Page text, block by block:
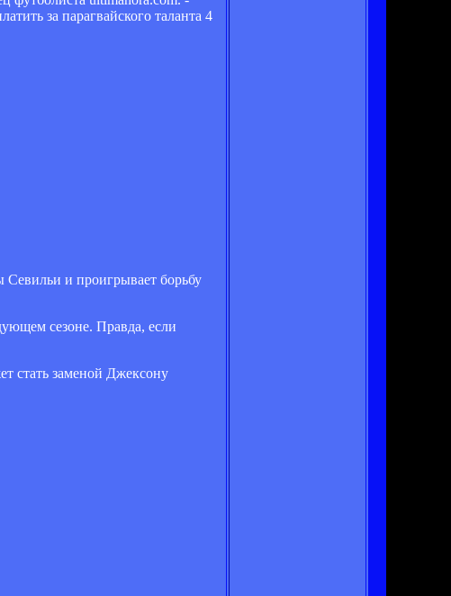
за парагвайского таланта 4
и проигрывает борьбу
сезоне. Правда, если
стать заменой Джексону